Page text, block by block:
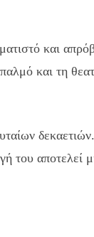
και
και τη
του αποτελεί